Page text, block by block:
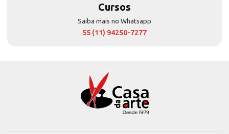
Cursos
Saiba mais no Whatsapp
55 (11) 94250-7277